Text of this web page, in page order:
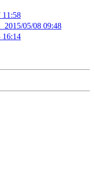
11:58
2015/05/08 09:48
16:14